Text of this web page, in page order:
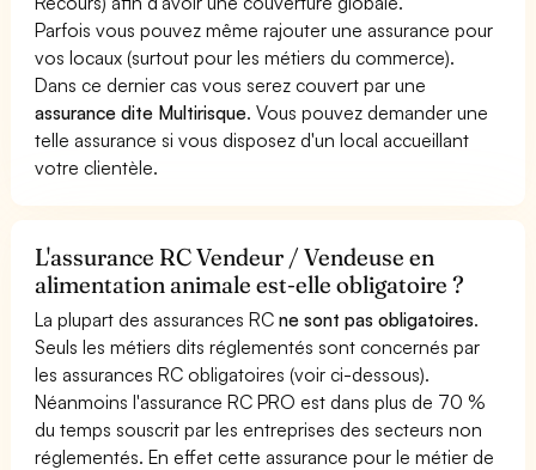
Parfois vous pouvez même rajouter une assurance pour
vos locaux (surtout pour les métiers du commerce).
Dans ce dernier cas vous serez couvert par une
assurance dite Multirisque. Vous pouvez demander une
telle assurance si vous disposez d'un local accueillant
votre clientèle.
L'assurance RC Vendeur / Vendeuse en
alimentation animale est-elle obligatoire ?
La plupart des assurances RCne sont pas obligatoires.
Seuls les métiers dits réglementés sont concernés par
les assurances RC obligatoires (voir ci-dessous).
Néanmoins l'assurance RC PRO est dans plus de 70 %
du temps souscrit par les entreprises des secteurs non
réglementés. En effet cette assurance pour le métier de